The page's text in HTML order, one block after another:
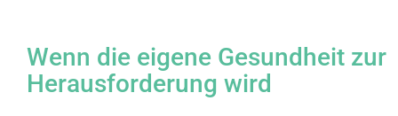
Wenn die eigene Gesundheit zur
Herausforderung wird